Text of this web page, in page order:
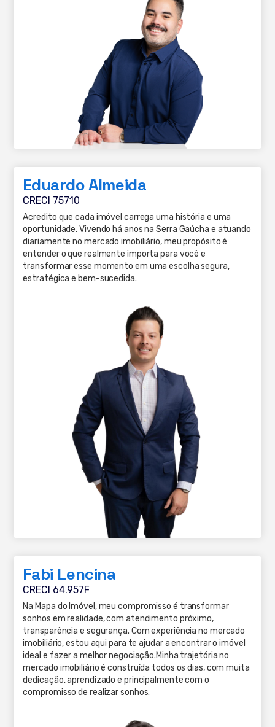
Eduardo Almeida
CRECI 75710
Acredito que cada imóvel carrega uma história e uma
oportunidade. Vivendo há anos na Serra Gaúcha e atuando
diariamente no mercado imobiliário, meu propósito é
entender o que realmente importa para você e
transformar esse momento em uma escolha segura,
estratégica e bem-sucedida.
Fabi Lencina
CRECI 64.957F
Na Mapa do Imóvel, meu compromisso é transformar
sonhos em realidade, com atendimento próximo,
transparência e segurança. Com experiência no mercado
imobiliário, estou aqui para te ajudar a encontrar o imóvel
ideal e fazer a melhor negociação.Minha trajetória no
mercado imobiliário é construída todos os dias, com muita
dedicação, aprendizado e principalmente com o
compromisso de realizar sonhos.